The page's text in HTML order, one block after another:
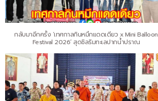
กลับมาอีกครั้ง ‘เทศกาลกินหมึกแดดเดียว x Mini Balloon
Festival 2026’ สุดชิลริมทะเลปากน้ำปราณ